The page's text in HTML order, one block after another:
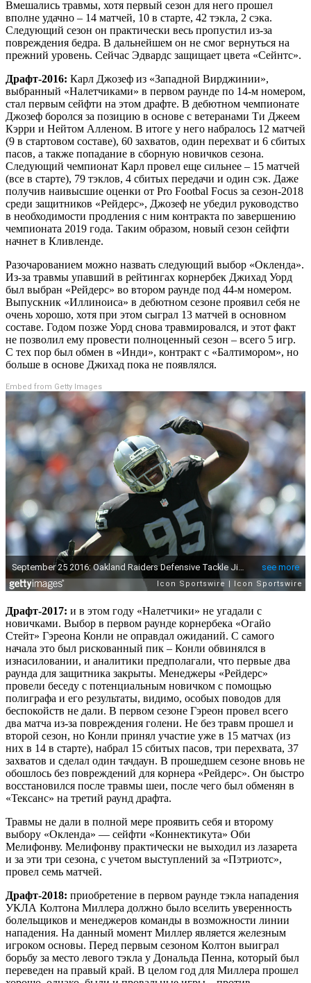
Вмешались травмы, хотя первый сезон для него прошел
вполне удачно – 14 матчей, 10 в старте, 42 тэкла, 2 сэка.
Следующий сезон он практически весь пропустил из-за
повреждения бедра. В дальнейшем он не смог вернуться на
прежний уровень. Сейчас Эдвардс защищает цвета «Сейнтс».
Драфт-2016: Карл Джозеф из «Западной Вирджинии»,
выбранный «Налетчиками» в первом раунде по 14-м номером,
стал первым сейфти на этом драфте. В дебютном чемпионате
Джозеф боролся за позицию в основе с ветеранами Ти Джеем
Кэрри и Нейтом Алленом. В итоге у него набралось 12 матчей
(9 в стартовом составе), 60 захватов, один перехват и 6 сбитых
пасов, а также попадание в сборную новичков сезона.
Следующий чемпионат Карл провел еще сильнее – 15 матчей
(все в старте), 79 тэклов, 4 сбитых передачи и один сэк. Даже
получив наивысшие оценки от Pro Footbal Focus за сезон-2018
среди защитников «Рейдерс», Джозеф не убедил руководство
в необходимости продления с ним контракта по завершению
чемпионата 2019 года. Таким образом, новый сезон сейфти
начнет в Кливленде.
Разочарованием можно назвать следующий выбор «Окленда».
Из-за травмы упавший в рейтингах корнербек Джихад Уорд
был выбран «Рейдерс» во втором раунде под 44-м номером.
Выпускник «Иллиноиса» в дебютном сезоне проявил себя не
очень хорошо, хотя при этом сыграл 13 матчей в основном
составе. Годом позже Уорд снова травмировался, и этот факт
не позволил ему провести полноценный сезон – всего 5 игр.
С тех пор был обмен в «Инди», контракт с «Балтимором», но
больше в основе Джихад пока не появлялся.
Embed from Getty Images
Драфт-2017: и в этом году «Налетчики» не угадали с
новичками. Выбор в первом раунде корнербека «Огайо
Стейт» Гэреона Конли не оправдал ожиданий. С самого
начала это был рискованный пик – Конли обвинялся в
изнасиловании, и аналитики предполагали, что первые два
раунда для защитника закрыты. Менеджеры «Рейдерс»
провели беседу с потенциальным новичком с помощью
полиграфа и его результаты, видимо, особых поводов для
беспокойств не дали. В первом сезоне Гэреон провел всего
два матча из-за повреждения голени. Не без травм прошел и
второй сезон, но Конли принял участие уже в 15 матчах (из
них в 14 в старте), набрал 15 сбитых пасов, три перехвата, 37
захватов и сделал один тачдаун. В прошедшем сезоне вновь не
обошлось без повреждений для корнера «Рейдерс». Он быстро
восстановился после травмы шеи, после чего был обменян в
«Тексанс» на третий раунд драфта.
Травмы не дали в полной мере проявить себя и второму
выбору «Окленда» — сейфти «Коннектикута» Оби
Мелифонву. Мелифонву практически не выходил из лазарета
и за эти три сезона, с учетом выступлений за «Пэтриотс»,
провел семь матчей.
Драфт-2018: приобретение в первом раунде тэкла нападения
УКЛА Колтона Миллера должно было вселить уверенность
болельщиков и менеджеров команды в возможности линии
нападения. На данный момент Миллер является железным
игроком основы. Перед первым сезоном Колтон выиграл
борьбу за место левого тэкла у Дональда Пенна, который был
переведен на правый край. В целом год для Миллера прошел